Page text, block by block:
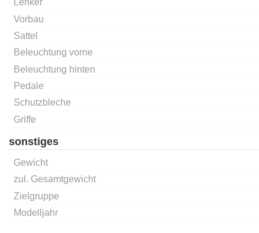
Lenker
Vorbau
Sattel
Beleuchtung vorne
Beleuchtung hinten
Pedale
Schutzbleche
Griffe
sonstiges
Gewicht
zul. Gesamtgewicht
Zielgruppe
Modelljahr